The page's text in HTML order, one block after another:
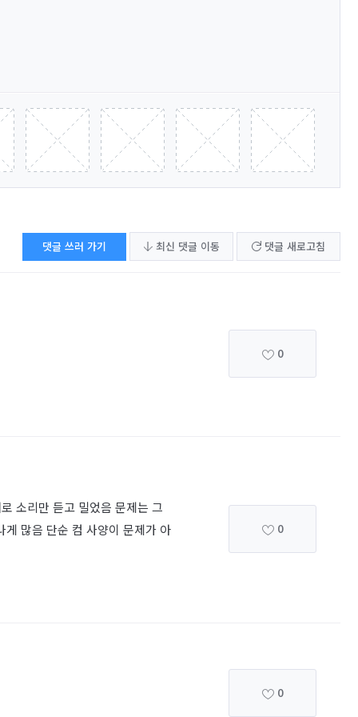
댓글 쓰러 가기 최신 댓글 이동 댓글 새로고침
0
소리만 듣고 밀었음 문제는 그
많음 단순 컴 사양이 문제가 아
0
0